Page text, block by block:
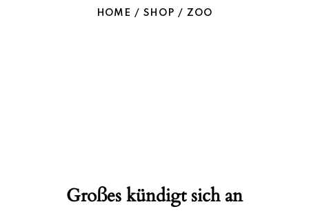
HOME SHOP ZOO
Großes kündigt sich an